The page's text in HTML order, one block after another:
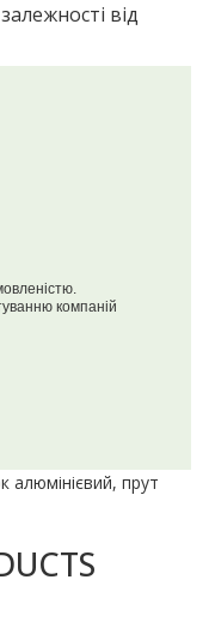
від
компаній
алюмінієвий, прут